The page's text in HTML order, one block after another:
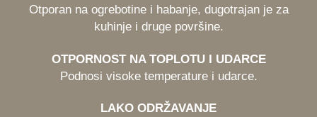
Otporan na ogrebotine i habanje, dugotrajan je za
kuhinje i druge površine.
OTPORNOST NA TOPLOTU I UDARCE
Podnosi visoke temperature i udarce.
LAKO ODRŽAVANJE